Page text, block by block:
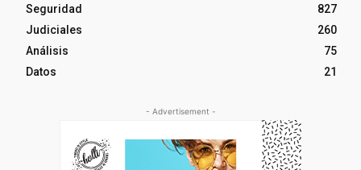
Seguridad
827
Judiciales
260
Análisis
75
Datos
21
- Advertisement -